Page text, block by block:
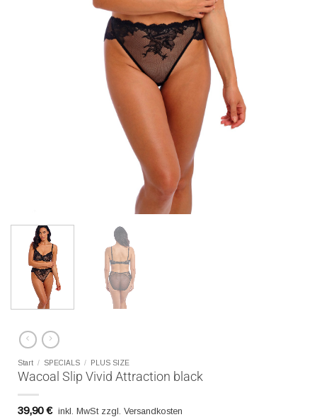
Start / SPECIALS / PLUS SIZE
Wacoal Slip Vivid Attraction black
39,90€ inkl. MwSt zzgl. Versandkosten